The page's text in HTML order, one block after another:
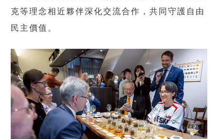
克等理念相近夥伴深化交流合作，共同守護自由
民主價值。